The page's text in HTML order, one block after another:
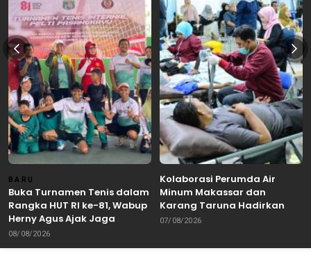
BARU
Buka Turnamen Tenis dalam
Rangka HUT RI ke-81, Wabup
Herny Agus Ajak Jaga
Kebersamaan dan
Sportivitas
08/08/2026
Kolaborasi Perumda Air
Minum Makassar dan
Karang Taruna Hadirkan
Aksi Donor Darah untuk
07/08/2026